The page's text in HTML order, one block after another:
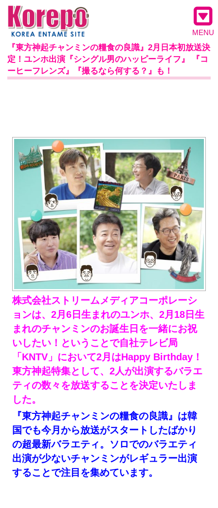
MENU
『東方神起チャンミンの糧食の良識』2月日本初放送決
定！ユンホ出演『シングル男のハッピーライフ』 『コ
ーヒーフレンズ』『撮るなら何する？』も！
株式会社ストリームメディアコーポレーシ
ョンは、2月6日生まれのユンホ、2月18日生
まれのチャンミンのお誕生日を一緒にお祝
いしたい！ということで自社テレビ局
「KNTV」において2月はHappy Birthday！
東方神起特集として、2人が出演するバラエ
ティの数々を放送することを決定いたしま
した。
『東方神起チャンミンの糧食の良識』は韓
国でも今月から放送がスタートしたばかり
の超最新バラエティ。ソロでのバラエティ
出演が少ないチャンミンがレギュラー出演
することで注目を集めています。